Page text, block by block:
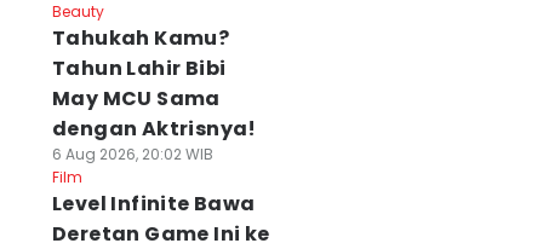
Beauty
Tahukah Kamu?
Tahun Lahir Bibi
May MCU Sama
dengan Aktrisnya!
6 Aug 2026, 20:02 WIB
Film
Level Infinite Bawa
Deretan Game Ini ke